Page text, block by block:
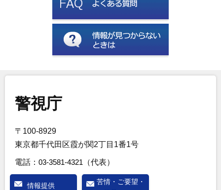
警視庁
〒100-8929
東京都千代田区霞が関2丁目1番1号
電話： 03-3581-4321 （代表）
情報提供
苦情・ご要望・